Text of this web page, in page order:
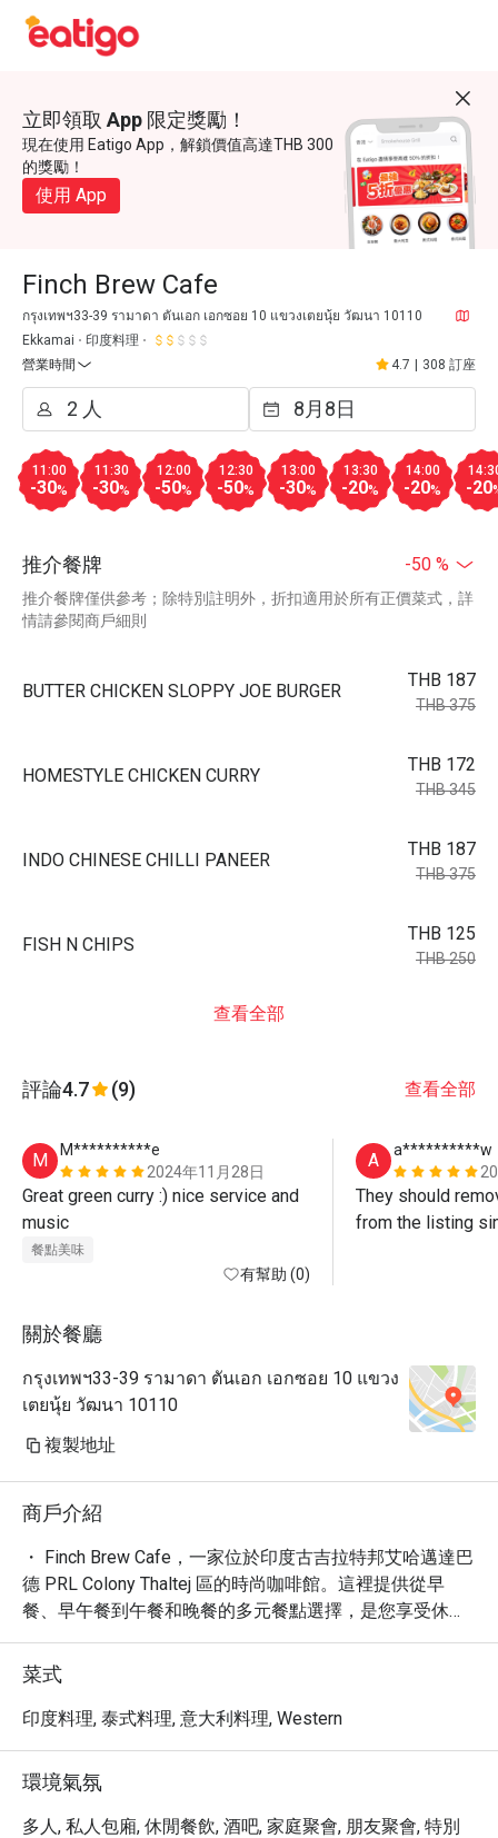
立即領取 App 限定獎勵！
現在使用 Eatigo App，解鎖價值高達THB 300
的獎勵！
使用 App
Finch Brew Cafe
กรุงเทพฯ33-39 รามาดา ตันเอก เอกซอย 10 แขวงเตยนุ้ย วัฒนา 10110
Ekkamai
印度料理
營業時間
4.7 308 訂座
11:00
-30%
11:30
-30%
12:00
-50%
12:30
-50%
13:00
-30%
13:30
-20%
14:00
-20% -20
推介餐牌 -50 %
推介餐牌僅供參考；除特別註明外，折扣適用於所有正價菜式，詳
情請參閱商戶細則
BUTTER CHICKEN SLOPPY JOE BURGER
THB 187
THB 375
HOMESTYLE CHICKEN CURRY
THB 172
THB 345
INDO CHINESE CHILLI PANEER
THB 187
THB 375
FISH N CHIPS
THB 125
THB 250
查看全部
評論4.7 (9) 查看全部
M
M**********e
2024年11月28日
Great green curry :) nice service and
餐點美味
有幫助 (0)
A
a**********w
They should
from the listing
關於餐廳
กรุงเทพฯ33-39 รามาดา ตันเอก เอกซอย 10 แขวง
เตยนุ้ย วัฒนา 10110
複製地址
商戶介紹
・ Finch Brew Cafe，一家位於印度古吉拉特邦艾哈邁達巴
德 PRL Colony Thaltej 區的時尚咖啡館。這裡提供從早
餐、早午餐到午餐和晚餐的多元餐點選擇，是您享受休
閒、新潮且舒適用餐體驗的理想場所。
・ Finch Brew Cafe 以其友善的氛圍和高品質的餐點聞
名，提供美味的小菜、精心製作的咖啡、各式素食料理，
更有適合全素者的選項。無論是與親朋好友小聚，或是闔
・ 透過 Eatigo 預訂，您將享有獨家優惠，最高可享 5 折
折扣，讓您以更超值的價格，盡情品嚐 Finch Brew Cafe
的美味佳餚。
菜式
印度料理, 泰式料理, 意大利料理, Western
環境氣氛
多人, 私人包廂, 休閒餐飲, 酒吧, 家庭聚會, 朋友聚會, 特別